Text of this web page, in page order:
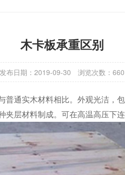
木卡板承重区别
发布日期：2019-09-30 浏览次数： 660
普通实木材料相比。外观光洁，
层材料制成。可在高温高压下连